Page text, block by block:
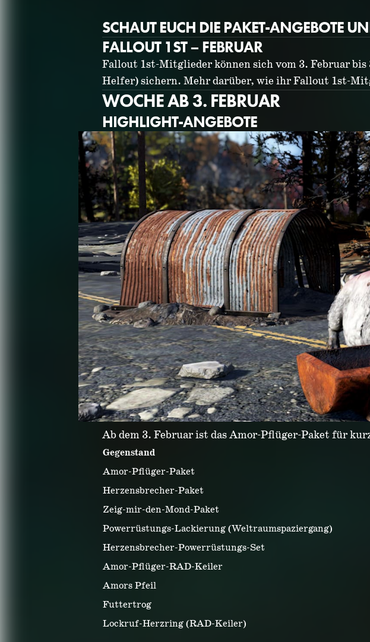
MONATLICHES
UPDATE: FEBRUAR
SCHAUT EUCH DIE PAKET-ANGEBOTE
FALLOUT 1ST – FEBRUAR
Fallout 1st-Mitglieder können sich vom 3. Februar
Helfer) sichern. Mehr darüber, wie ihr Fallout 1st-
WOCHE AB 3. FEBRUAR
HIGHLIGHT-ANGEBOTE
Ab dem 3. Februar ist das Amor-Pflüger-Paket für
Gegenstand
Amor-Pflüger-Paket
Herzensbrecher-Paket
Zeig-mir-den-Mond-Paket
Powerrüstungs-Lackierung (Weltraumspaziergang)
Herzensbrecher-Powerrüstungs-Set
Amor-Pflüger-RAD-Keiler
Amors Pfeil
Futtertrog
Lockruf-Herzring (RAD-Keiler)